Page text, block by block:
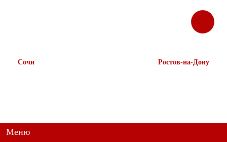
Сочи
ЗАКАЗАТЬ
ЗВОНОК
Ростов-на-Дону
Меню